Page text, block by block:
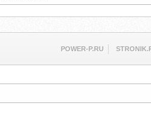
POWER-P.RU